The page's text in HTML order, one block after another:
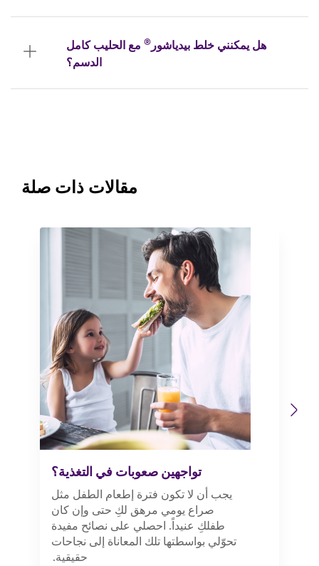
هل يمكنني خلط بيدياشور® مع الحليب كامل
الدسم؟
مقالات ذات صلة
Previous
تواجهين صعوبات في التغذية؟
يجب أن لا تكون فترة إطعام الطفل مثل
صراع يومي مرهق لكِ حتى وإن كان
طفلكِ عنيداً. احصلي على نصائح مفيدة
تحوّلي بواسطتها تلك المعاناة إلى نجاحات
حقيقية.